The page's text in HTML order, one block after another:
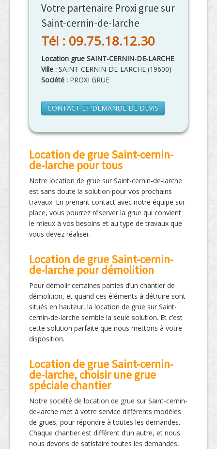
Votre partenaire Proxi grue sur
Saint-cernin-de-larche
Tél : 09.75.18.12.30
Location grue SAINT-CERNIN-DE-LARCHE
Ville : SAINT-CERNIN-DE-LARCHE (19600)
Société : PROXI GRUE
CONTACT ET DEMANDE DE DEVIS
Location de grue Saint-cernin-
de-larche pour tous
Notre location de grue sur Saint-cernin-de-larche
est sans doute la solution pour vos prochains
travaux. En prenant contact avec notre équipe sur
place, vous pourrez réserver la grue qui convient
le mieux à vos besoins et au type de travaux que
vous devez réaliser.
Location de grue Saint-cernin-
de-larche pour démolition
Pour démolir certaines parties d’un chantier de
démolition, et quand ces éléments à détruire sont
situés en hauteur, la location de grue sur Saint-
cernin-de-larche semble la seule solution. Et c’est
cette solution parfaite que nous mettons à votre
disposition.
Location de grue Saint-cernin-
de-larche, choisir une grue
spéciale chantier
Notre société de location de grue sur Saint-cernin-
de-larche met à votre service différents modèles
de grues, pour répondre à toutes les demandes.
Chaque chantier est différent d’un autre, et nous
nous devons de satisfaire toutes les demandes,